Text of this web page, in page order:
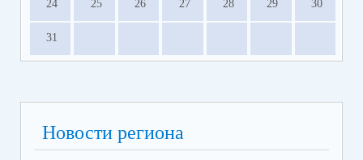
24 25 26 27 28 29 30
31
Новости региона